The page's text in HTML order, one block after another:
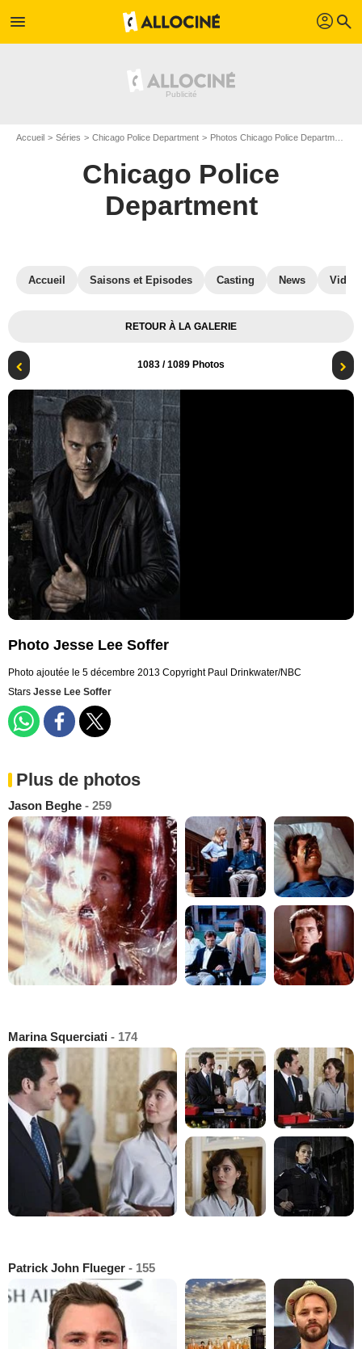
menu profil search
Accueil Séries Chicago Police Department Photos Chicago Police Department
Chicago Police
Department
Accueil Saisons et Episodes Casting News
RETOUR À LA GALERIE
1083 / 1089 Photos
Photo Jesse Lee Soffer
Photo ajoutée le 5 décembre 2013 Copyright Paul Drinkwater/NBC
Stars Jesse Lee Soffer
Plus de photos
Jason Beghe - 259
Marina Squerciati - 174
Patrick John Flueger - 155